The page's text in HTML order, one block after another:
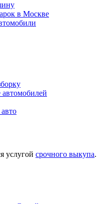
в Москве
автомобилей
услугой срочного выкупа.